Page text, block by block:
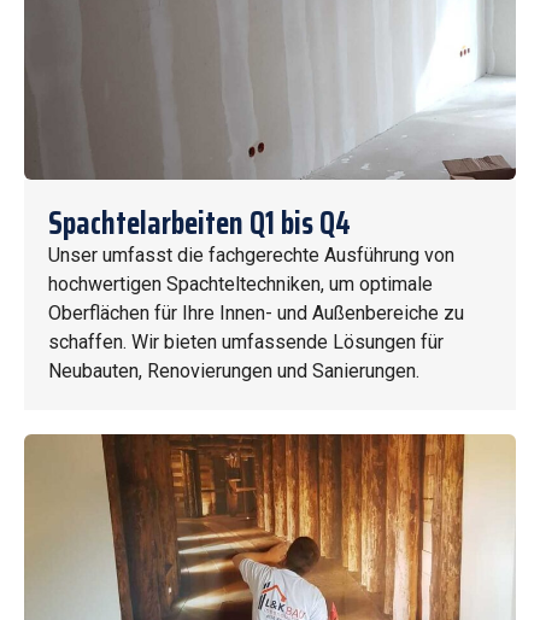
Spachtelarbeiten Q1 bis Q4
Unser umfasst die fachgerechte Ausführung von
hochwertigen Spachteltechniken, um optimale
Oberflächen für Ihre Innen- und Außenbereiche zu
schaffen. Wir bieten umfassende Lösungen für
Neubauten, Renovierungen und Sanierungen.